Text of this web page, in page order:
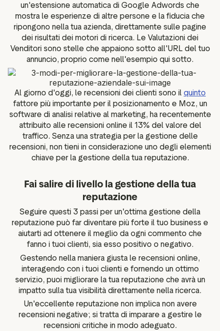
un'estensione automatica di Google Adwords che
mostra le esperienze di altre persone e la fiducia che
ripongono nella tua azienda, direttamente sulle pagine
dei risultati dei motori di ricerca. Le Valutazioni dei
Venditori sono stelle che appaiono sotto all'URL del tuo
annuncio, proprio come nell'esempio qui sotto.
Al giorno d'oggi, le recensioni dei clienti sono il quinto
fattore più importante per il posizionamento e Moz, un
software di analisi relative al marketing, ha recentemente
attribuito alle recensioni online il 13% del valore del
traffico. Senza una strategia per la gestione delle
recensioni, non tieni in considerazione uno degli elementi
chiave per la gestione della tua reputazione.
Fai salire di livello la gestione della tua
reputazione
Seguire questi 3 passi per un'ottima gestione della
reputazione può far diventare più forte il tuo business e
aiutarti ad ottenere il meglio da ogni commento che
fanno i tuoi clienti, sia esso positivo o negativo.
Gestendo nella maniera giusta le recensioni online,
interagendo con i tuoi clienti e fornendo un ottimo
servizio, puoi migliorare la tua reputazione che avrà un
impatto sulla tua visibilità direttamente nella ricerca.
Un'eccellente reputazione non implica non avere
recensioni negative; si tratta di imparare a gestire le
recensioni critiche in modo adeguato.